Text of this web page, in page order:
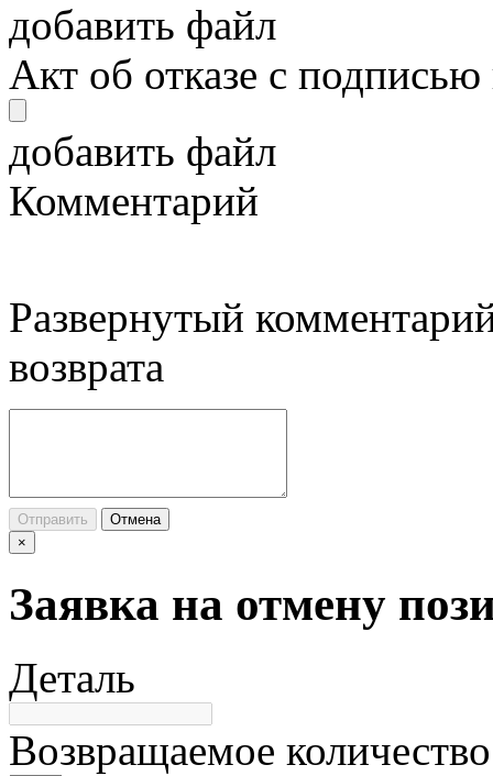
добавить файл
Акт об отказе с
добавить файл
Комментарий
Развернутый
возврата
Отправить
Отмена
×
Заявка на отмену
Деталь
Возвращаемое количество